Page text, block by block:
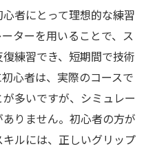
者にとって理想的な練習
ターを用いることで、ス
練習でき、短期間で技術
心者は、実際のコースで
多いですが、シミュレー
りません。初心者の方が
ルには、正しいグリップ